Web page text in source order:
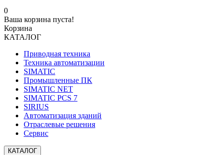
0
Ваша корзина пуста!
Корзина
КАТАЛОГ
Приводная техника
Техника автоматизации
SIMATIC
Промышленные ПК
SIMATIC NET
SIMATIC PCS 7
SIRIUS
Автоматизация зданий
Отраслевые решения
Сервис
КАТАЛОГ